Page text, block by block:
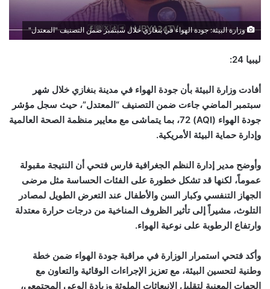
وزارة البيئة: جودة الهواء في بنغازي خلال سبتمبر ضمن التصنيف "المعتدل"
ليبيا 24:
أفادت وزارة البيئة بأن جودة الهواء في مدينة بنغازي خلال شهر
سبتمبر الماضي جاءت ضمن التصنيف “المعتدل”، حيث سجل مؤشر
جودة الهواء (AQI) 72
، بما يتماشى مع معايير منظمة الصحة العالمية
وإدارة حماية البيئة الأمريكية.
وأوضح مدير إدارة النظم الجغرافية فارس فتحي أن النتيجة مقبولة
عموماً، لكنها قد تشكل خطورة على الفئات الحساسة مثل مرضى
الجهاز التنفسي وكبار السن والأطفال عند التعرض الطويل لمصادر
التلوث، مشيراً إلى تأثير الظروف المناخية من درجات حرارة معتدلة
وارتفاع الرطوبة على نوعية الهواء.
وأكد فتحي استمرار الوزارة في مراقبة جودة الهواء ضمن خطة
وطنية لتحسين البيئة، مع تعزيز الإجراءات الوقائية والتعاون مع
الجهات المعنية لتقليل الانبعاثات الملوثة وزيادة الوعي المجتمعي،